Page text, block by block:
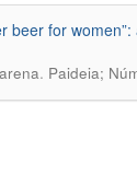
beer for
. Paideia;